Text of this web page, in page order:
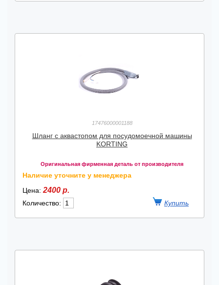
17476000001188
Шланг с аквастопом для посудомоечной машины
KORTING
Оригинальная фирменная деталь от производителя
Наличие уточните у менеджера
Цена: 2400 р.
Количество: